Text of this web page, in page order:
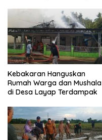
Kebakaran Hanguskan
Rumah Warga dan Mushala
di Desa Layap Terdampak